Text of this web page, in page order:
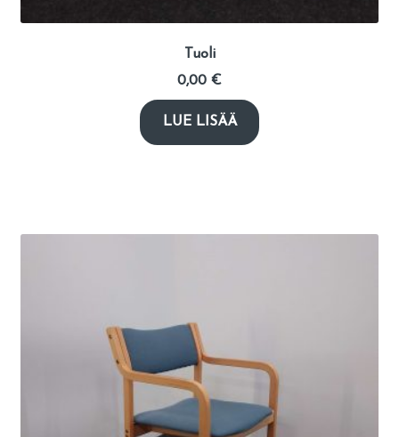
Tuoli
0,00 €
LUE LISÄÄ